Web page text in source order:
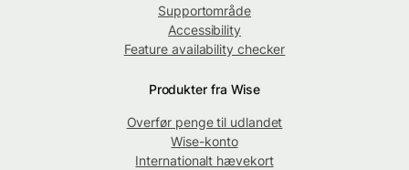
Supportområde
Accessibility
Feature availability checker
Produkter fra Wise
Overfør penge til udlandet
Wise-konto
Internationalt hævekort